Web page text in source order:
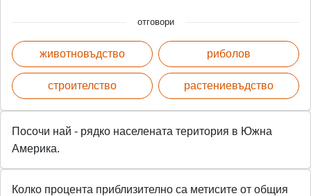
отговори
животновъдство
строителство
риболов
растениевъдство
Посочи най - рядко населената територия в Южна
Америка.
Колко процента приблизително са метисите от общия